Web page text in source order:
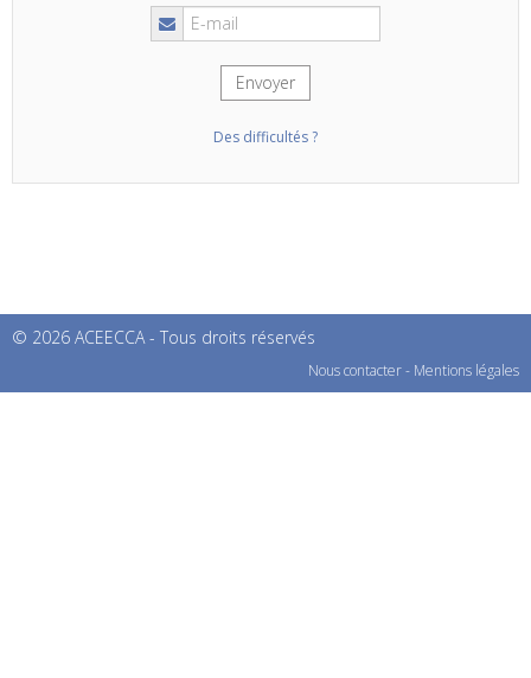
Me connecter
Des difficultés ?
© 2026 ACEECCA - Tous droits réservés
Nous contacter- Mentions légales